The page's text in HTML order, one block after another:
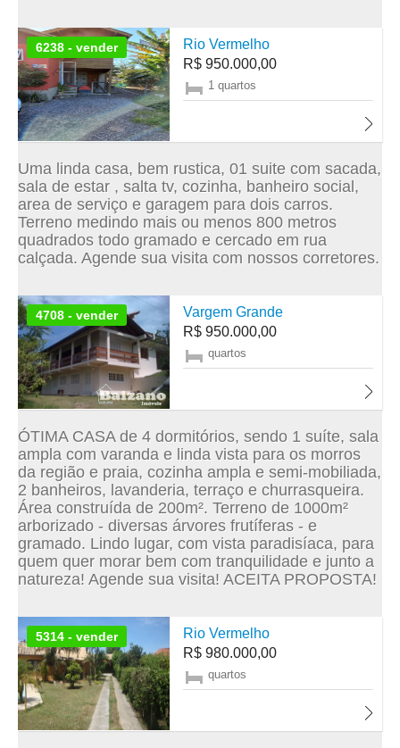
6238 - vender
Rio Vermelho
R$ 950.000,00
1 quartos
Uma linda casa, bem rustica, 01 suite com sacada,
sala de estar , salta tv, cozinha, banheiro social,
area de serviço e garagem para dois carros.
Terreno medindo mais ou menos 800 metros
quadrados todo gramado e cercado em rua
calçada. Agende sua visita com nossos corretores.
4708 - vender
Vargem Grande
R$ 950.000,00
quartos
ÓTIMA CASA de 4 dormitórios, sendo 1 suíte, sala
ampla com varanda e linda vista para os morros
da região e praia, cozinha ampla e semi-mobiliada,
2 banheiros, lavanderia, terraço e churrasqueira.
Área construída de 200m². Terreno de 1000m²
arborizado - diversas árvores frutíferas - e
gramado. Lindo lugar, com vista paradisíaca, para
quem quer morar bem com tranquilidade e junto a
natureza! Agende sua visita! ACEITA PROPOSTA!
5314 - vender
Rio Vermelho
R$ 980.000,00
quartos